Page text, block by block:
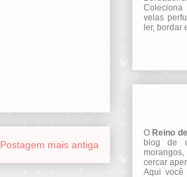
Postagem mais antiga
velas
ler, bordar
O Reino
blog de
cercar
Aqui você